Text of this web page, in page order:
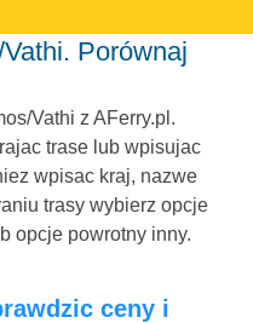
Vathi z AFerry.pl.
trase lub wpisujac
wpisac kraj, nazwe
trasy wybierz opcje
opcje powrotny inny.